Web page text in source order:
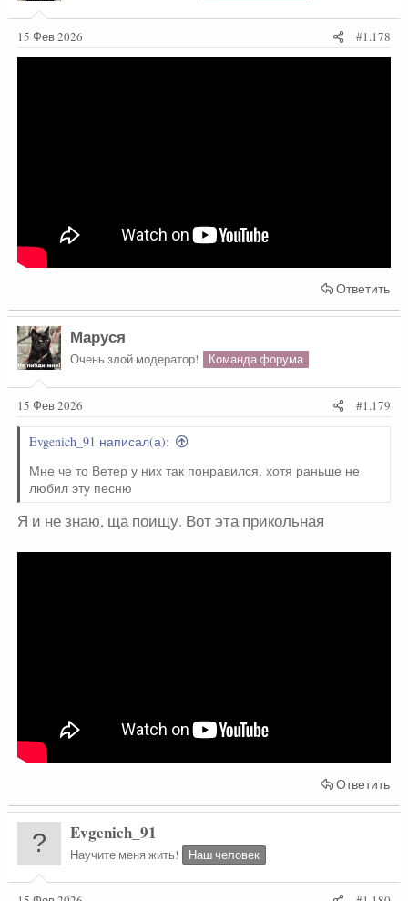
15 Фев 2026 #1.178
Ответить
Маруся
Очень злой модератор! Команда форума
15 Фев 2026 #1.179
Evgenich_91 написал(а):
Мне че то Ветер у них так понравился, хотя раньше не
любил эту песню
Я и не знаю, ща поищу. Вот эта прикольная
Ответить
Evgenich_91
Научите меня жить! Наш человек